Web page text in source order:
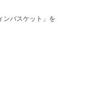
ンバスケット」を